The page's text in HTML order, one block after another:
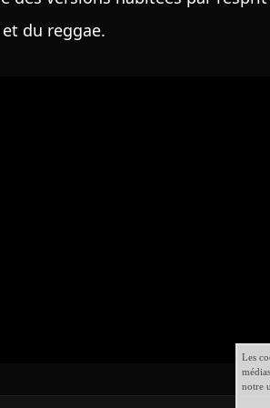
du reggae.
Les
notre